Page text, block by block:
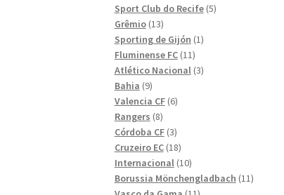
produkter
Sport Club do Recife 55
Grêmio 1313
produkter
Sporting de Gijón 11
Fluminense FC 1111
produkter
Atlético Nacional 33
Bahia 99
produkter
Valencia CF 66
Rangers 88
produkter
Córdoba CF 33
produkter
Cruzeiro EC 1818
produkter
Internacional 1010
produkter
Borussia Mönchengladbach 1111